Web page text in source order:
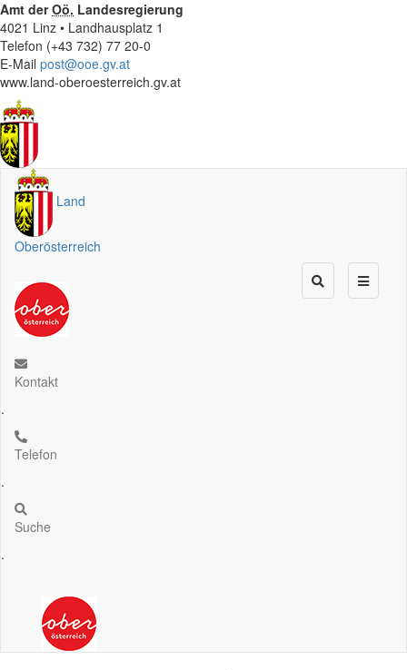
Amt derOö. Landesregierung
4021 Linz • Landhausplatz 1
Telefon (+43 732) 77 20-0
E-Mail post@ooe.gv.at
www.land-oberoesterreich.gv.at
Land
Oberösterreich
Kontakt
.
Telefon
.
Suche
.